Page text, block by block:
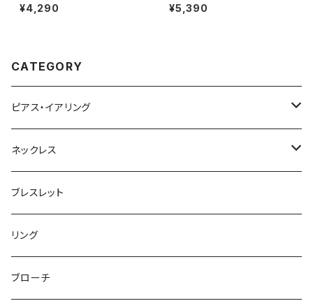
¥4,290 ¥5,390
CATEGORY
ピアス・イアリング
ピアス
イヤリング
ネックレス
ロングネックレス
ショートネックレス(40センチ前後)
ブレスレット
リング
ブローチ